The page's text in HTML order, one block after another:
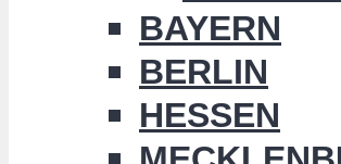
BAYERN
BERLIN
HESSEN